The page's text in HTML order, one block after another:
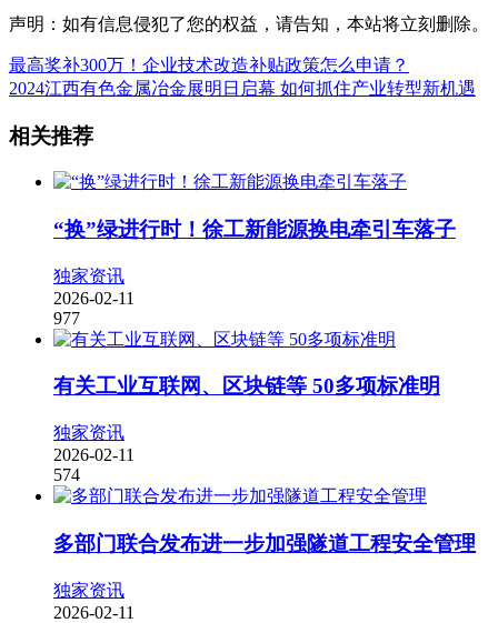
声明：如有信息侵犯了您的权益，请告知，本站将立刻删除。
最高奖补300万！企业技术改造补贴政策怎么申请？
2024江西有色金属冶金展明日启幕 如何抓住产业转型新机遇
相关推荐
“换”绿进行时！徐工新能源换电牵引车落子
独家资讯
2026-02-11
977
有关工业互联网、区块链等 50多项标准明
独家资讯
2026-02-11
574
多部门联合发布进一步加强隧道工程安全管理
独家资讯
2026-02-11